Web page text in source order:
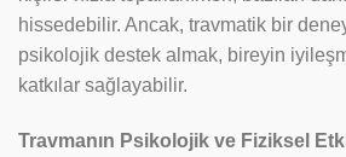
hissedebilir. Ancak, travmatik bir
psikolojik destek almak, bireyin
katkılar sağlayabilir.
Travmanın Psikolojik ve Fiziksel